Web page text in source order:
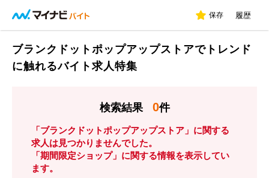
保存 履歴
ブランクドットポップアップストアでトレンド
に触れるバイト求人特集
検索結果 0件
「ブランクドットポップアップストア」に関する
求人は見つかりませんでした。
「期間限定ショップ」に関する情報を表示してい
ます。